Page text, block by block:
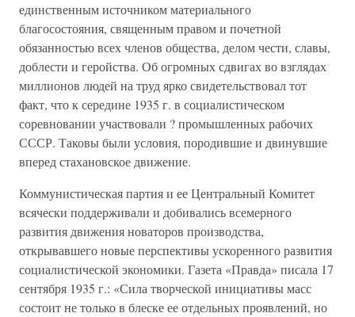
единственным источником материального
благосостояния, священным правом и почетной
обязанностью всех членов общества, делом чести, славы,
доблести и геройства. Об огромных сдвигах во взглядах
миллионов людей на труд ярко свидетельствовал тот
факт, что к середине 1935 г. в социалистическом
соревновании участвовали ? промышленных рабочих
СССР. Таковы были условия, породившие и двинувшие
вперед стахановское движение.
Коммунистическая партия и ее Центральный Комитет
всячески поддерживали и добивались всемерного
развития движения новаторов производства,
открывавшего новые перспективы ускоренного развития
социалистической экономики. Газета «Правда» писала 17
сентября 1935 г.: «Сила творческой инициативы масс
состоит не только в блеске ее отдельных проявлений, но